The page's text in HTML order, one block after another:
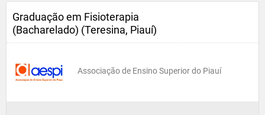
Graduação em Fisioterapia
(Bacharelado) (Teresina, Piauí)
Associação de Ensino Superior do Piauí